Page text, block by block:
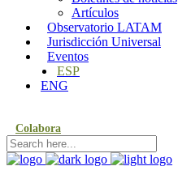
Artículos
Observatorio LATAM
Jurisdicción Universal
Eventos
ESP
ENG
Colabora